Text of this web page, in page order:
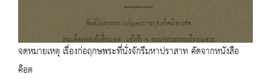
จดหมายเหตุ เรื่องก่อฤกษพระที่นั่งจักรีมหาปราสาท คัดจากหนังสือ
ค๊อต